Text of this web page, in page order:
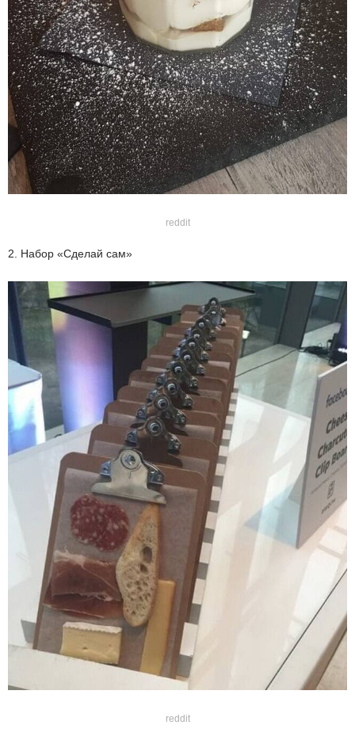
reddit
2. Набор «Сделай сам»
reddit